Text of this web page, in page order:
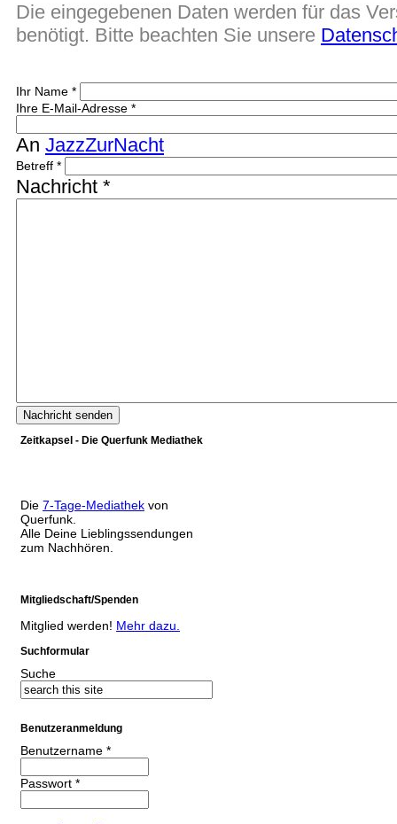
Die eingegebenen Daten werden für das
benötigt. Bitte beachten Sie unsere
Ihr Name *
Ihre E-Mail-Adresse *
An JazzZurNacht
Betreff *
Nachricht *
Zeitkapsel - Die Querfunk Mediathek
Die 7-Tage-Mediathek von
Querfunk.
Alle Deine Lieblingssendungen
zum Nachhören.
Mitgliedschaft/Spenden
Mitglied werden! Mehr dazu.
Suchformular
Suche
Benutzeranmeldung
Benutzername *
Passwort *